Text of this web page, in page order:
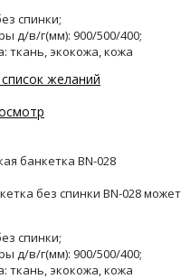
спинки;
д/в/г(мм): 900/500/400;
ткань, экокожа, кожа
желаний
банкетка BN-028
без спинки BN-028
спинки;
д/в/г(мм): 900/500/400;
ткань, экокожа, кожа